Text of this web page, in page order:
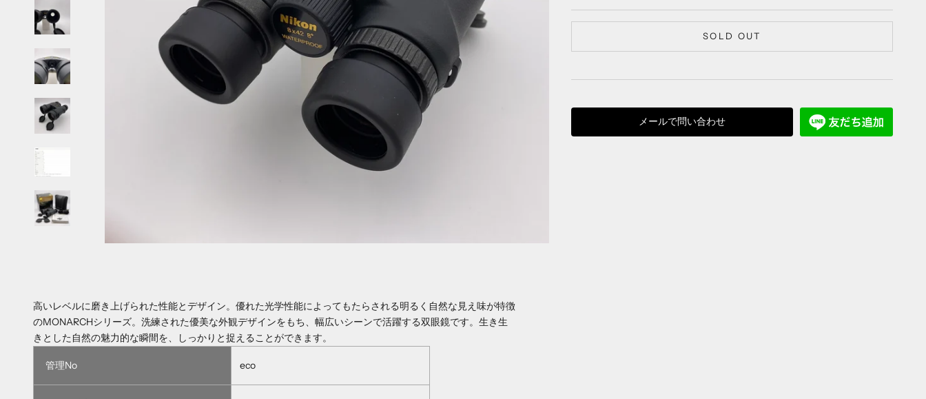
SOLD OUT
メールで問い合わせ
高いレベルに磨き上げられた性能とデザイン。優れた光学性能によってもたらされる明るく自然な見え味が特徴
のMONARCHシリーズ。洗練された優美な外観デザインをもち、幅広いシーンで活躍する双眼鏡です。生き生
きとした自然の魅力的な瞬間を、しっかりと捉えることができます。
管理No eco